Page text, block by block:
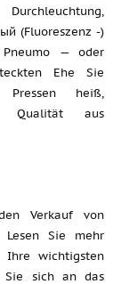
(Fluoreszenz -)
— oder
Ehe Sie
Pressen heiß,
Qualität aus
Verkauf von
Lesen Sie mehr
wichtigsten
Sie sich an das